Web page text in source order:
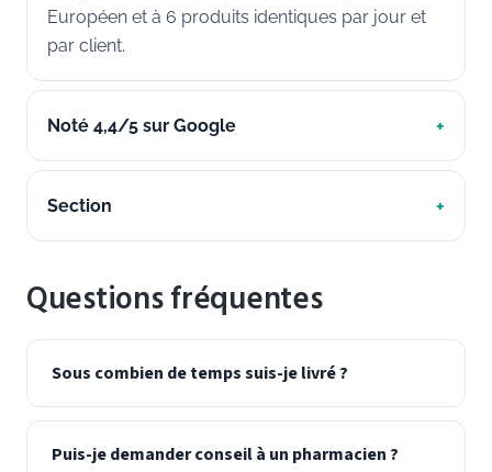
Européen et à 6 produits identiques par jour et
par client.
Noté 4,4/5 sur Google
Section
Questions fréquentes
Sous combien de temps suis-je livré ?
Puis-je demander conseil à un pharmacien ?